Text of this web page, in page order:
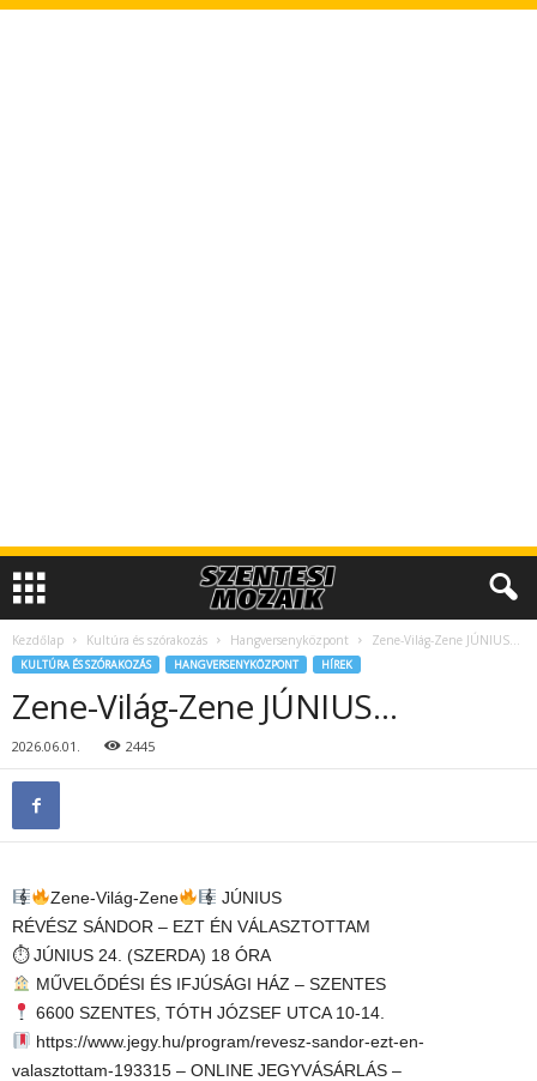
Kezdőlap Kultúra és szórakozás Hangversenyközpont Zene-Világ-Zene JÚNIUS…
KULTÚRA ÉS SZÓRAKOZÁS HANGVERSENYKÖZPONT HÍREK
Zene-Világ-Zene JÚNIUS…
2026.06.01. 2445
Zene-Világ-Zene
JÚNIUS
RÉVÉSZ SÁNDOR – EZT ÉN VÁLASZTOTTAM
⏱ JÚNIUS 24. (SZERDA) 18 ÓRA
MŰVELŐDÉSI ÉS IFJÚSÁGI HÁZ – SZENTES
6600 SZENTES, TÓTH JÓZSEF UTCA 10-14.
https://www.jegy.hu/program/revesz-sandor-ezt-en-
valasztottam-193315 – ONLINE JEGYVÁSÁRLÁS –